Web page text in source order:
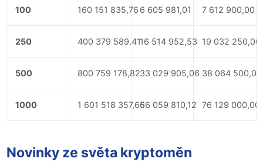
100 160 151 835,76 6 605 981,01 7 612 900,00
250 400 379 589,4116 514 952,53 19 032 250,00
500 800 759 178,8233 029 905,06 38 064 500,00
1000 1 601 518 357,6566 059 810,12 76 129 000,00
Novinky ze světa kryptoměn